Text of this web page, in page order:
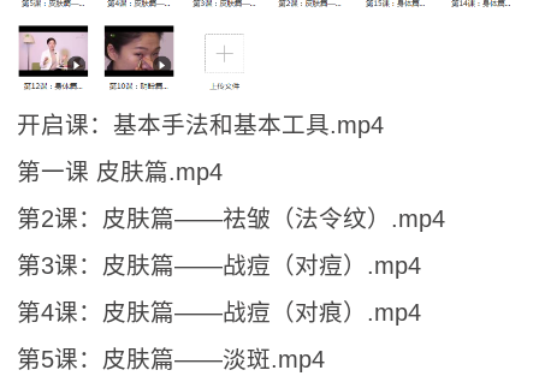
开启课：基本手法和基本工具.mp4
第一课 皮肤篇.mp4
第2课：皮肤篇——祛皱（法令纹）.mp4
第3课：皮肤篇——战痘（对痘）.mp4
第4课：皮肤篇——战痘（对痕）.mp4
第5课：皮肤篇——淡斑.mp4